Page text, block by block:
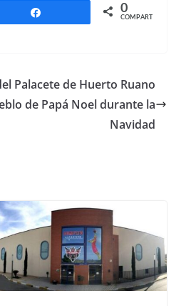
0
COMPARTIR
Palacete de Huerto Ruano
de Papá Noel durante la
Navidad